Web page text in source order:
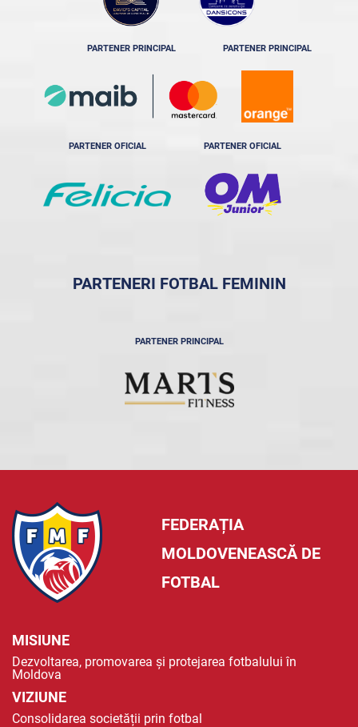
PARTENER PRINCIPAL PARTENER PRINCIPAL
PARTENER OFICIAL PARTENER OFICIAL
PARTENERI FOTBAL FEMININ
PARTENER PRINCIPAL
FEDERAȚIA
MOLDOVENEASCĂ DE
FOTBAL
MISIUNE
Dezvoltarea, promovarea și protejarea fotbalului în
Moldova
VIZIUNE
Consolidarea societății prin fotbal